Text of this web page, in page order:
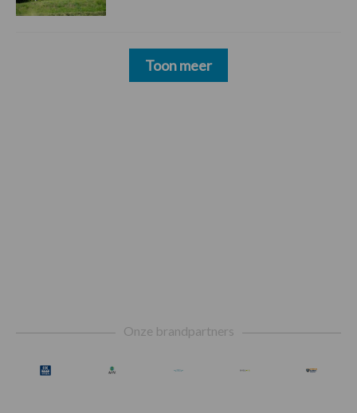
Toon meer
Onze brandpartners